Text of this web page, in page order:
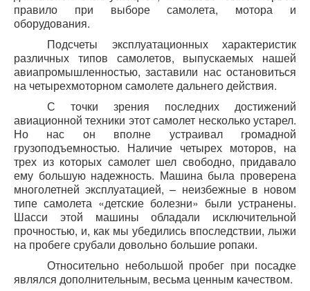
правило при выборе самолета, мотора и
оборудования.
Подсчеты эксплуатационных характеристик
различных типов самолетов, выпускаемых нашей
авиапромышленностью, заставили нас остановиться
на четырехмоторном самолете дальнего действия.
С точки зрения последних достижений
авиационной техники этот самолет несколько устарел.
Но нас он вполне устраивал громадной
грузоподъемностью. Наличие четырех моторов, на
трех из которых самолет шел свободно, придавало
ему большую надежность. Машина была проверена
многолетней эксплуатацией, – неизбежные в новом
типе самолета «детские болезни» были устранены.
Шасси этой машины обладали исключительной
прочностью, и, как мы убедились впоследствии, лыжи
на пробеге срубали довольно большие ропаки.
Относительно небольшой пробег при посадке
являлся дополнительным, весьма ценным качеством.